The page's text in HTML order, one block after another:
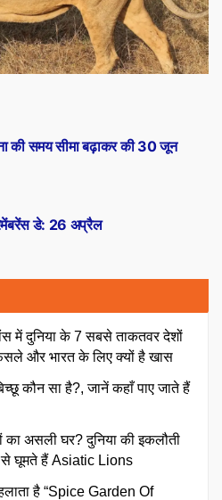
डे: 26 अप्रैल
की समय सीमा बढ़ाकर की 30 जून
में दुनिया के 7 सबसे ताकतवर देशों
और भारत के लिए क्यों है खास
कौन सा है?, जानें कहाँ पाए जाते हैं
का असली घर? दुनिया की इकलौती
घूमते हैं Asiatic Lions
है “Spice Garden Of